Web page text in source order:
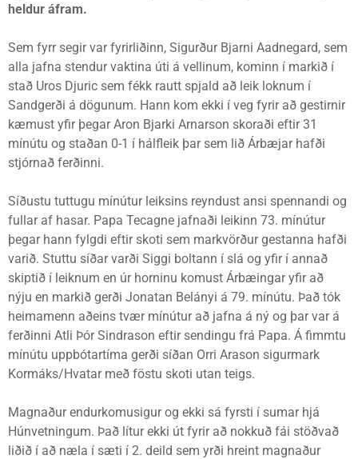
heldur áfram.
Sem fyrr segir var fyrirliðinn, Sigurður Bjarni Aadnegard, sem
alla jafna stendur vaktina úti á vellinum, kominn í markið í
stað Uros Djuric sem fékk rautt spjald að leik loknum í
Sandgerði á dögunum. Hann kom ekki í veg fyrir að gestirnir
kæmust yfir þegar Aron Bjarki Arnarson skoraði eftir 31
mínútu og staðan 0-1 í hálfleik þar sem lið Árbæjar hafði
stjórnað ferðinni.
Síðustu tuttugu mínútur leiksins reyndust ansi spennandi og
fullar af hasar. Papa Tecagne jafnaði leikinn 73. mínútur
þegar hann fylgdi eftir skoti sem markvörður gestanna hafði
varið. Stuttu síðar varði Siggi boltann í slá og yfir í annað
skiptið í leiknum en úr horninu komust Árbæingar yfir að
nýju en markið gerði Jonatan Belányi á 79. mínútu. Það tók
heimamenn aðeins tvær mínútur að jafna á ný og þar var á
ferðinni Atli Þór Sindrason eftir sendingu frá Papa. Á fimmtu
mínútu uppbótartíma gerði síðan Orri Arason sigurmark
Kormáks/Hvatar með föstu skoti utan teigs.
Magnaður endurkomusigur og ekki sá fyrsti í sumar hjá
Húnvetningum. Það lítur ekki út fyrir að nokkuð fái stöðvað
liðið í að næla í sæti í 2. deild sem yrði hreint magnaður